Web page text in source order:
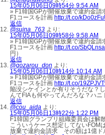
15年05月06日09時54分 9:54 AM
» F1韓国GPが開催放棄で違約金
F1コースを計画 http://t.co/
返信
@suina_763 より:
15年05月06日09時58分 9:58 AM
» F1韓国GPが開催放棄で違約金
F1コースを計画 http://t.co/
円）
返信
@gozarou_don より:
15年05月06日10時14分 10:14 AM
» F1韓国GPが開催放棄で違約金
F1コースを計画 http://t.co/
陥没シケインとか有りそうだな？
んてFIAも何やってんだろな？ハ
返信
@cou_aida より:
15年05月06日13時22分 1:22 PM
F1韓国グランプリ組織委員会は解
こういうケース想定してない
放棄で違約金請求 その額は1億